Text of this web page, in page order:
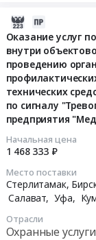
Оказание услуг
внутри
проведению
технических
по сигналу
предприятия
Начальная цена
1 468 333 ₽
Место поставки
Стерлитамак, Бирск, Белорецк, Нефтекамск, Октябрьский,
Салават, Уфа,
Отрасли
Охранные